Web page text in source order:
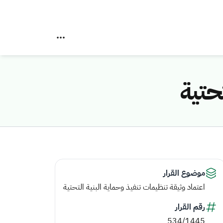
موضوع القرار
اعتماد وثيقة تنظيمات تنفيذ وحماية البنية التحتية
رقم القرار